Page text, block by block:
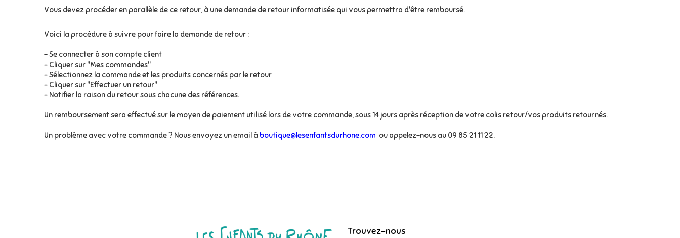
Vous devez procéder en parallèle de ce retour, à une demande de retour informatisée qui vous permettra d'être remboursé.
Voici la procédure à suivre pour faire la demande de retour :
- Se connecter à son compte client
- Cliquer sur "Mes commandes"
- Sélectionnez la commande et les produits concernés par le retour
- Cliquer sur "Effectuer un retour"
- Notifier la raison du retour sous chacune des références.
Un remboursement sera effectué sur le moyen de paiement utilisé lors de votre commande, sous 14 jours après réception de votre colis retour/vos produits retournés.
Un problème avec votre commande ? Nous envoyez un email à boutique@lesenfantsdurhone.com ou appelez-nous au 09 85 21 11 22.
Trouvez-nous